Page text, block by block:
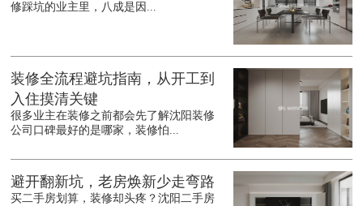
修踩坑的业主里，八成是因...
装修全流程避坑指南，从开工到
入住摸清关键
很多业主在装修之前都会先了解沈阳装修
公司口碑最好的是哪家，装修怕...
避开翻新坑，老房焕新少走弯路
买二手房划算，装修却头疼？沈阳二手房